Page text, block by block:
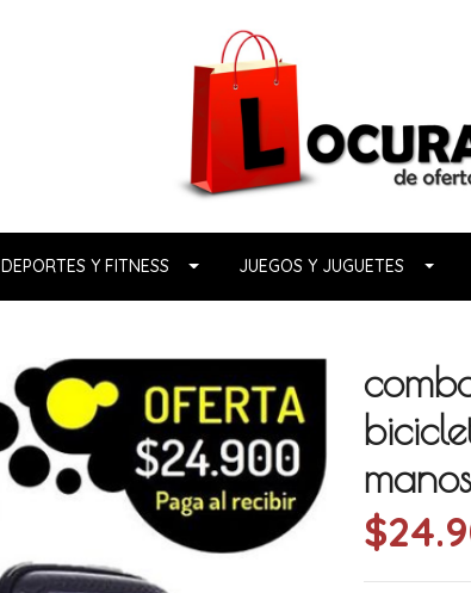
DEPORTES Y FITNESS JUEGOS Y JUGUETES